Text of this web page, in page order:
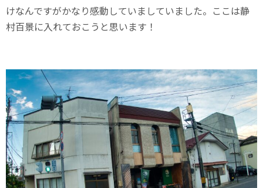
けなんですがかなり感動していましていました。ここは静
村百景に入れておこうと思います！